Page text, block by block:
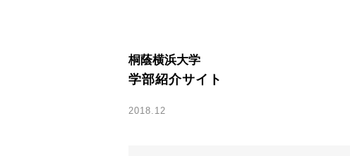
桐蔭横浜大学
学部紹介サイト
2018.12